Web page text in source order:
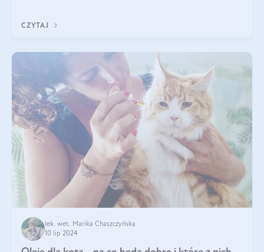
CZYTAJ
lek. wet. Marika Chaszczyńska
10 lip 2024